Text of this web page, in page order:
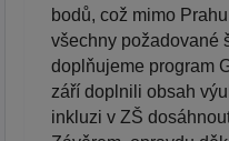
bodů, což mimo
všechny požadované
doplňujeme program
září doplnili obsah
inkluzi v ZŠ